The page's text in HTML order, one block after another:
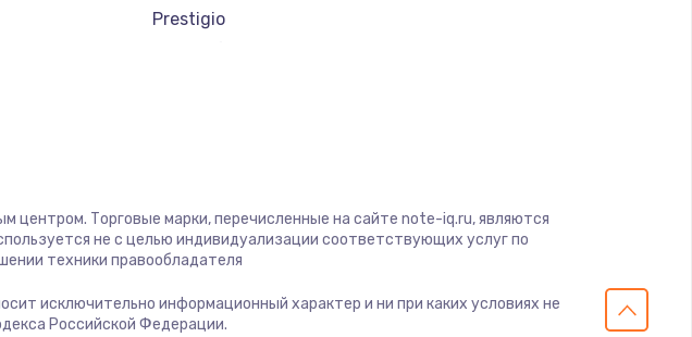
Prestigio
Epson
Philips
Panasonic
центром. Торговые марки, перечисленные на сайте note-iq.ru, являются
не с целью индивидуализации соответствующих услуг по
техники правообладателя
исключительно информационный характер и ни при каких условиях не
Российской Федерации.